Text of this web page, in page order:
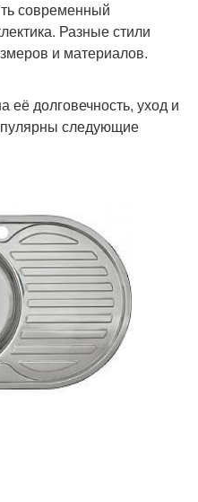
современный
Разные стили
и материалов.
её долговечность, уход и
следующие